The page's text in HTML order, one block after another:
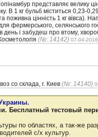
представляє велику
В 1 кг бульб міститься 0,23-
цінність 1 кг вівса).
фермерського, селянського
і забудеш про втому,
(№: 14142) 07-04-2016
со склада, г. Киев (№: 14140)
Бесплатный тестовый
по областях, а так-же
с/х культур.